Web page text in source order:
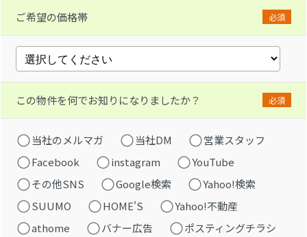
ご希望の価格帯 必須
この物件を何でお知りになりましたか？ 必須
当社のメルマガ 当社DM
営業スタッフ
Facebook
instagram
YouTube
その他SNS
Google検索
Yahoo!検索
SUUMO
HOME'S
Yahoo!不動産
athome
バナー広告
ポスティングチラシ